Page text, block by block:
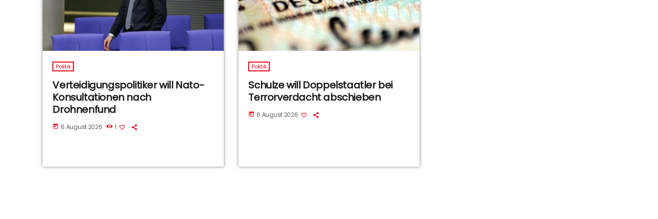
Politik
Verteidigungspolitiker will Nato-
Konsultationen nach
Drohnenfund
today 6 August 2026 1
Politik
Schulze will Doppelstaatler bei
Terrorverdacht abschieben
today 6 August 2026